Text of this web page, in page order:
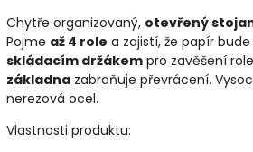
Chytře organizovaný, otevřený
Pojme až 4 role a zajistí, že papír
skládacím držákem pro zavěšení
základna zabraňuje převrácení.
nerezová ocel.
Vlastnosti produktu: